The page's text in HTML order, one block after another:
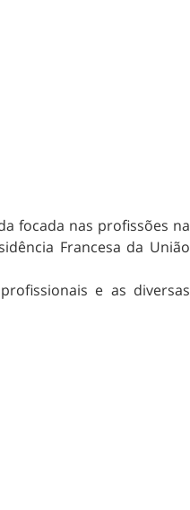
focada nas profissões na
Francesa da União
e as diversas